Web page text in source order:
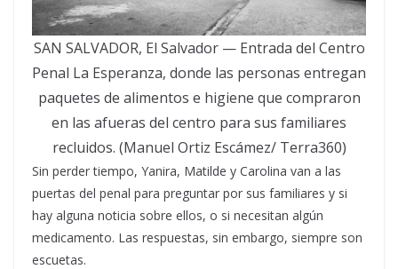
SAN SALVADOR, El Salvador — Entrada del Centro
Penal La Esperanza, donde las personas entregan
paquetes de alimentos e higiene que compraron
en las afueras del centro para sus familiares
recluidos. (Manuel Ortiz Escámez/ Terra360)
Sin perder tiempo, Yanira, Matilde y Carolina van a las
puertas del penal para preguntar por sus familiares y si
hay alguna noticia sobre ellos, o si necesitan algún
medicamento. Las respuestas, sin embargo, siempre son
escuetas.